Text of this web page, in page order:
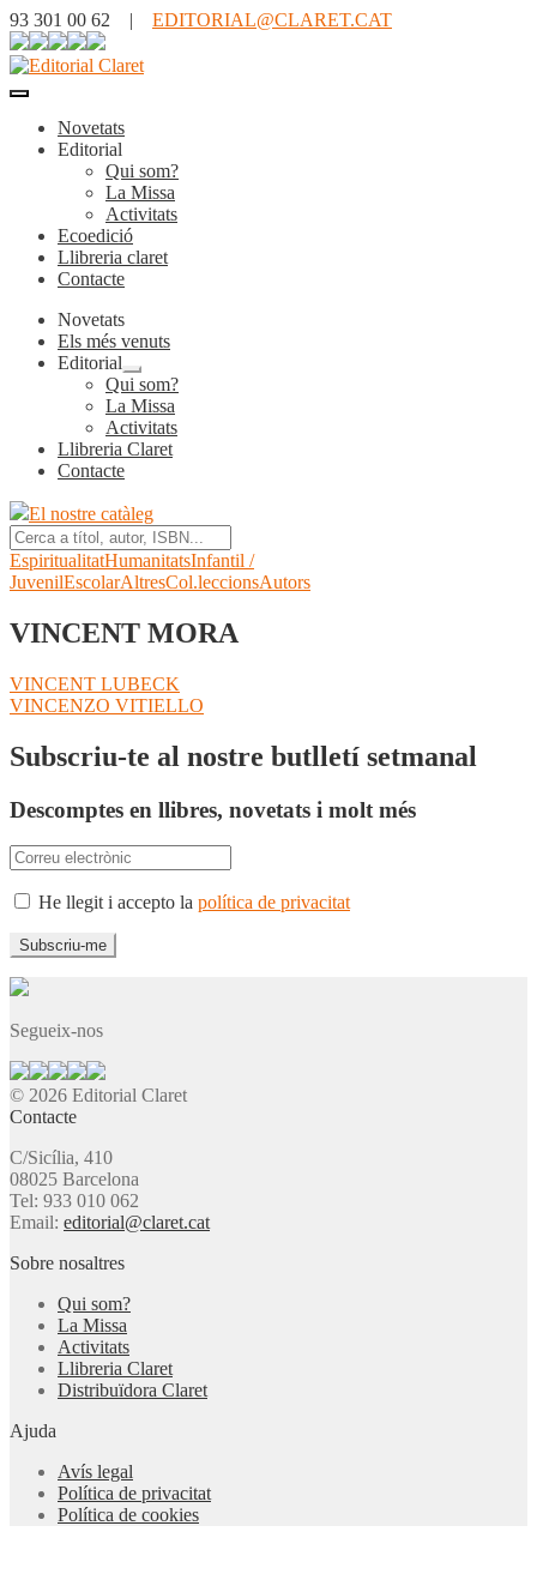
93 301 00 62 | EDITORIAL@CLARET.CAT
Novetats
Editorial
Qui som?
La Missa
Activitats
Ecoedició
Llibreria claret
Contacte
Novetats
Els més venuts
Editorial
Expandeix
el
menú
secundari
Qui som?
La Missa
Activitats
Llibreria Claret
Contacte
El nostre catàleg
EspiritualitatHumanitatsInfantil /
JuvenilEscolarAltresCol.leccionsAutors
VINCENT MORA
Navegació
d'entrades
Entrada
anterior:
VINCENT LUBECK
Pròxima
VINCENZO VITIELLO
Subscriu-te al nostre butlletí setmanal
Descomptes en llibres, novetats i molt més
He llegit i accepto la política de privacitat
Segueix-nos
© 2026 Editorial Claret
Contacte
C/Sicília, 410
08025 Barcelona
Tel: 933 010 062
Email: editorial@claret.cat
Sobre nosaltres
Qui som?
La Missa
Activitats
Llibreria Claret
Distribuïdora Claret
Ajuda
Avís legal
Política de privacitat
Política de cookies